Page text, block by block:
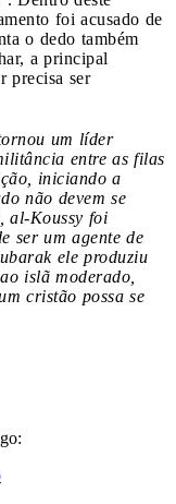
foi acusado de
o dedo também
a principal
precisa ser
um líder
entre as filas
iniciando a
não devem se
al-Koussy foi
ser um agente de
ele produziu
islã moderado,
cristão possa se